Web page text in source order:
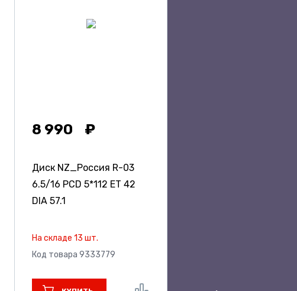
8 990
Диск NZ_Россия R-03
6.5/16 PCD 5*112 ET 42
DIA 57.1
На складе 13 шт.
Код товара 9333779